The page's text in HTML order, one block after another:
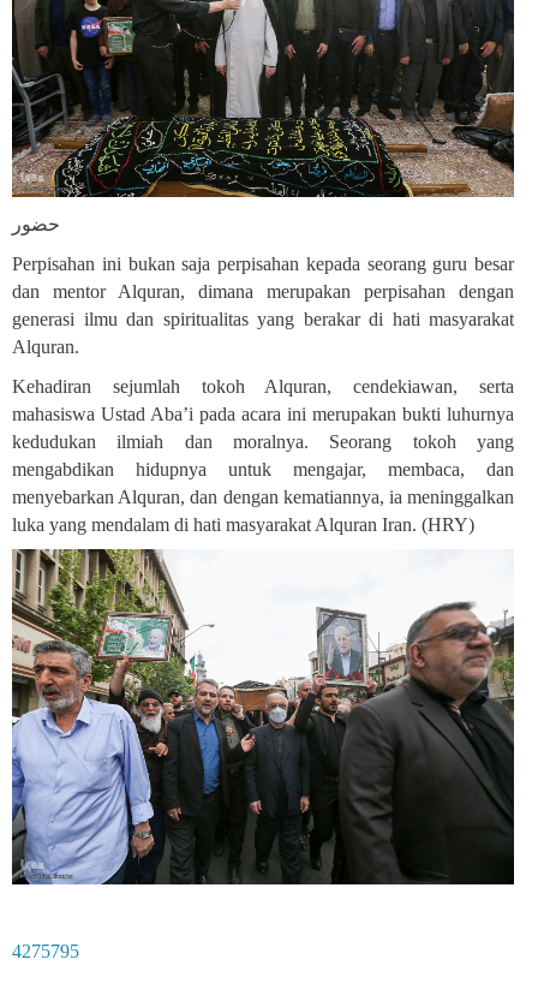
حضور
Perpisahan ini bukan saja perpisahan kepada seorang guru besar
dan mentor Alquran, dimana merupakan perpisahan dengan
generasi ilmu dan spiritualitas yang berakar di hati masyarakat
Alquran.
Kehadiran sejumlah tokoh Alquran, cendekiawan, serta
mahasiswa Ustad Aba’i pada acara ini merupakan bukti luhurnya
kedudukan ilmiah dan moralnya. Seorang tokoh yang
mengabdikan hidupnya untuk mengajar, membaca, dan
menyebarkan Alquran, dan dengan kematiannya, ia meninggalkan
luka yang mendalam di hati masyarakat Alquran Iran. (HRY)
4275795